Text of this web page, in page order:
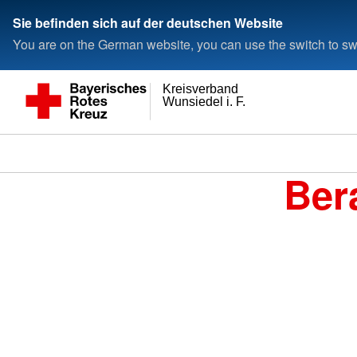
Sie befinden sich auf der deutschen Website
You are on the German website, you can use the switch to
Wunsiedel i. F.
Kreisverband